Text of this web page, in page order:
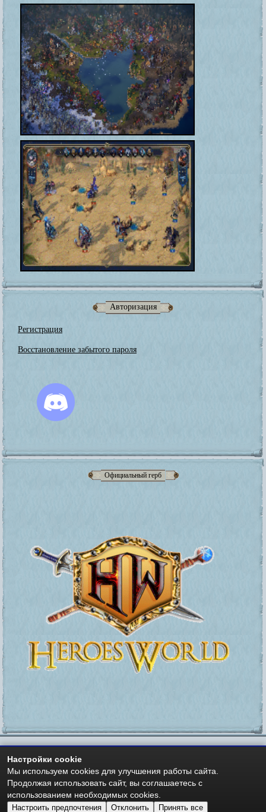
Авторизация
Регистрация
Восстановление забытого пароля
Официальный герб
Мир Героев -https://heroesworld.ru- Heroes World
Авторские права - Copyright © 2006-2026 HeroesWorld.ru
Heroes World (English)
Настройки cookie
Мы используем cookies для улучшения работы сайта.
Продолжая использовать сайт, вы соглашаетесь с
использованием необходимых cookies.
Настроить предпочтения
Отклонить Принять все